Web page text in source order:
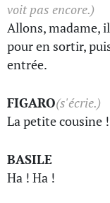
voit pas encore.)
Allons, madame,
pour en sortir,
entrée.
FIGARO(s'écrie.)
La petite cousine !
BASILE
Ha ! Ha !